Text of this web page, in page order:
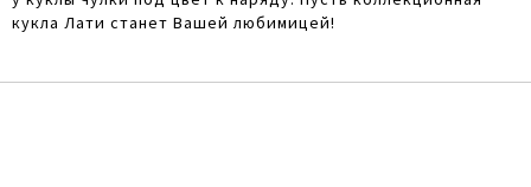
кукла Лати станет Вашей любимицей!